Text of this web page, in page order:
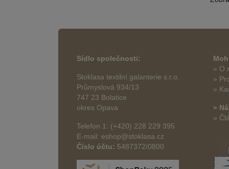
Sídlo společnosti:
Stoklasa textilní galanterie s.r.o.
Průmyslová 934/13
747 23 Bolatice
okres Opava
Telefon 1: (+420) 228 229 395
E-mail: eshop@stoklasa.cz
Číslo účtu: 5487372/0800
» O
»
»
»
»